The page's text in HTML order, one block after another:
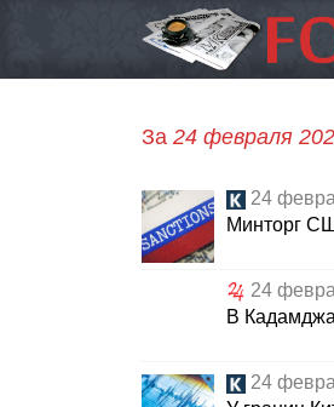
За 24 февраля
24
Минторг
24
В
24